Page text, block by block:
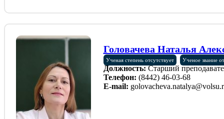
Головачева Наталья
Ученая степень отсутствует Ученое звание
Должность:Старший
Телефон: (8442) 46-03-68
E-mail: